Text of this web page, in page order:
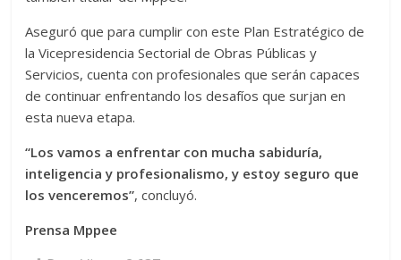
Aseguró que para cumplir con este Plan Estratégico de
la Vicepresidencia Sectorial de Obras Públicas y
Servicios, cuenta con profesionales que serán capaces
de continuar enfrentando los desafíos que surjan en
esta nueva etapa.
“Los vamos a enfrentar con mucha sabiduría,
inteligencia y profesionalismo, y estoy seguro que
los venceremos”, concluyó.
Prensa Mppee